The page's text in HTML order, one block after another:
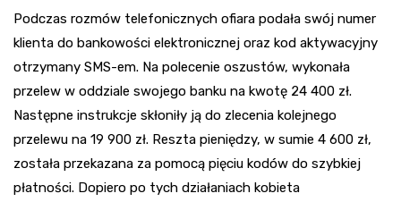
Podczas rozmów telefonicznych ofiara podała swój numer
klienta do bankowości elektronicznej oraz kod aktywacyjny
otrzymany SMS-em. Na polecenie oszustów, wykonała
przelew w oddziale swojego banku na kwotę 24 400 zł.
Następne instrukcje skłoniły ją do zlecenia kolejnego
przelewu na 19 900 zł. Reszta pieniędzy, w sumie 4 600 zł,
została przekazana za pomocą pięciu kodów do szybkiej
płatności. Dopiero po tych działaniach kobieta